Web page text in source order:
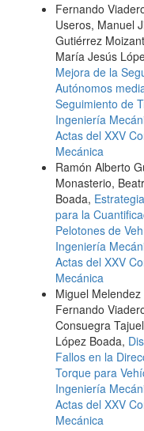
Fernando
Useros, Manuel
Gutiérrez
María Jesús
Mejora de la
Autónomos
Seguimiento de
Ingeniería
Actas del XXV
Mecánica
Ramón Alberto
Monasterio,
Boada,
para la
Pelotones de
Ingeniería
Actas del XXV
Mecánica
Miguel
Fernando
Consuegra
López Boada,
Fallos en la
Torque para
Ingeniería
Actas del XXV
Mecánica